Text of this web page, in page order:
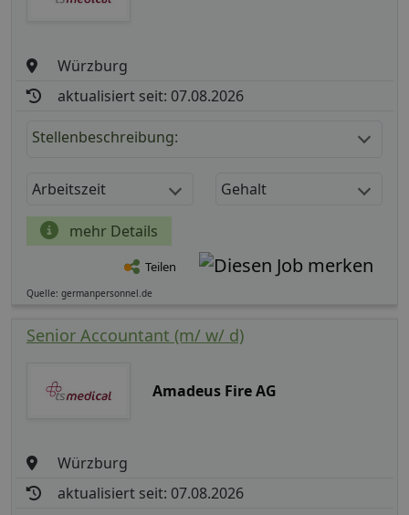
Würzburg
aktualisiert seit: 07.08.2026
Stellenbeschreibung:
Arbeitszeit Gehalt
mehr Details
Teilen
Quelle: germanpersonnel.de
Senior Accountant (m/ w/ d)
Amadeus Fire AG
Würzburg
aktualisiert seit: 07.08.2026